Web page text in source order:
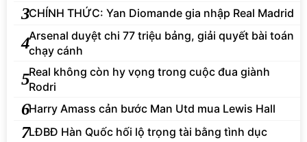
3CHÍNH THỨC: Yan Diomande gia nhập Real Madrid
4Arsenal duyệt chi 77 triệu bảng, giải quyết bài toán
chạy cánh
5Real không còn hy vọng trong cuộc đua giành
Rodri
6Harry Amass cản bước Man Utd mua Lewis Hall
7LĐBĐ Hàn Quốc hối lộ trọng tài bằng tình dục